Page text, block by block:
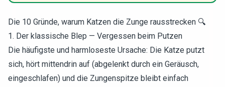
Die 10 Gründe, warum Katzen die Zunge rausstrecken 🔍
1. Der klassische Blep — Vergessen beim Putzen
Die häufigste und harmloseste Ursache: Die Katze putzt
sich, hört mittendrin auf (abgelenkt durch ein Geräusch,
eingeschlafen) und die Zungenspitze bleibt einfach